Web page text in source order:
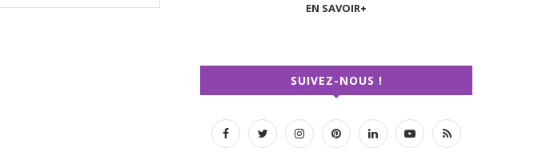
EN SAVOIR+
SUIVEZ-NOUS !